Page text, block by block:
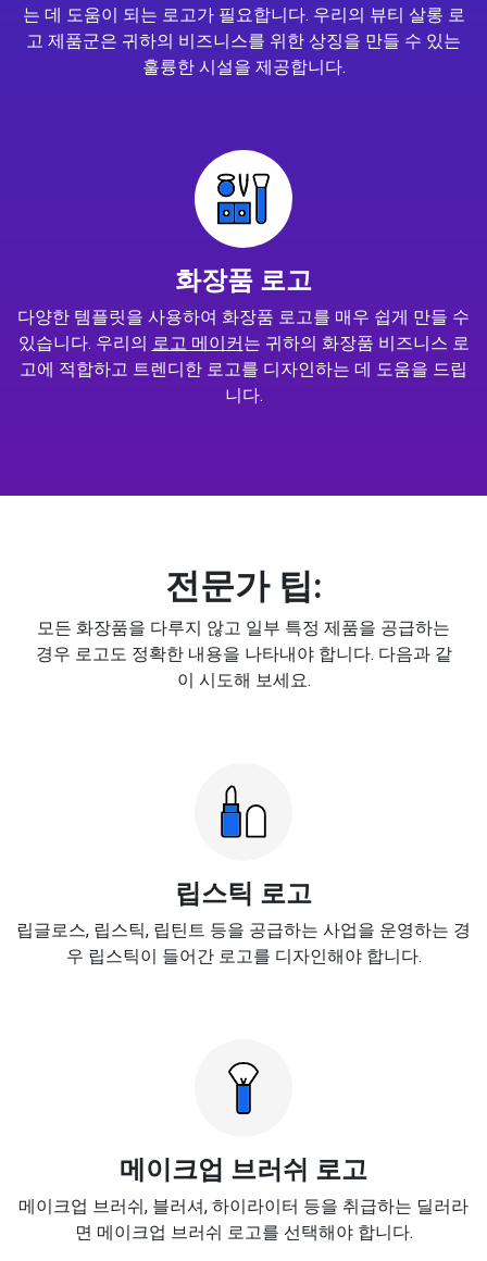
는 데 도움이 되는 로고가 필요합니다. 우리의 뷰티 살롱 로
고 제품군은 귀하의 비즈니스를 위한 상징을 만들 수 있는
훌륭한 시설을 제공합니다.
화장품 로고
다양한 템플릿을 사용하여 화장품 로고를 매우 쉽게 만들 수
있습니다. 우리의 로고 메이커는 귀하의 화장품 비즈니스 로
고에 적합하고 트렌디한 로고를 디자인하는 데 도움을 드립
니다.
전문가 팁:
모든 화장품을 다루지 않고 일부 특정 제품을 공급하는
경우 로고도 정확한 내용을 나타내야 합니다. 다음과 같
이 시도해 보세요.
립스틱 로고
립글로스, 립스틱, 립틴트 등을 공급하는 사업을 운영하는 경
우 립스틱이 들어간 로고를 디자인해야 합니다.
메이크업 브러쉬 로고
메이크업 브러쉬, 블러셔, 하이라이터 등을 취급하는 딜러라
면 메이크업 브러쉬 로고를 선택해야 합니다.